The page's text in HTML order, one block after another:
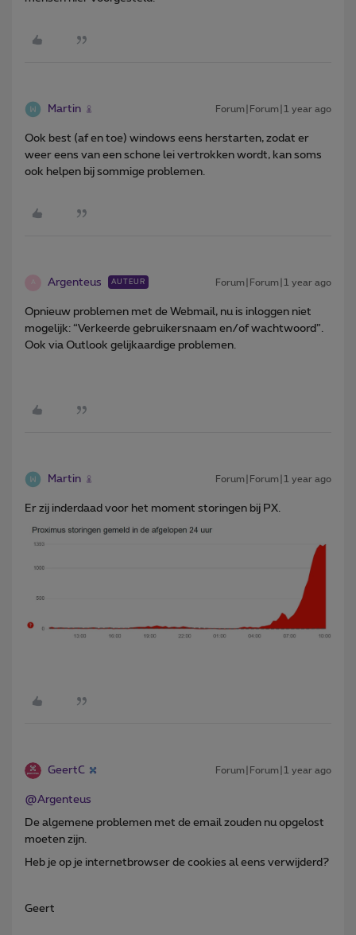
Martin Forum|Forum|1 year ago
Ook best (af en toe) windows eens herstarten, zodat er
weer eens van een schone lei vertrokken wordt, kan soms
ook helpen bij sommige problemen.
A Argenteus AUTEUR Forum|Forum|1 year ago
Opnieuw problemen met de Webmail, nu is inloggen niet
mogelijk: “Verkeerde gebruikersnaam en/of wachtwoord”.
Ook via Outlook gelijkaardige problemen.
Martin Forum|Forum|1 year ago
Er zij inderdaad voor het moment storingen bij PX.
GeertC Forum|Forum|1 year ago
@Argenteus
De algemene problemen met de email zouden nu opgelost
moeten zijn.
Heb je op je internetbrowser de cookies al eens verwijderd?
Geert